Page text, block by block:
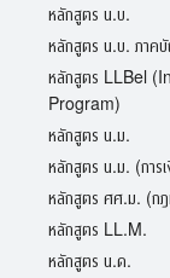
หลักสูตร น.บ.
หลักสูตร น.บ. ภาค
หลักสูตร LLBel
Program)
หลักสูตร น.ม.
หลักสูตร น.ม. (การ
หลักสูตร ศศ.ม. (กฎ
หลักสูตร LL.M.
หลักสูตร น.ด.